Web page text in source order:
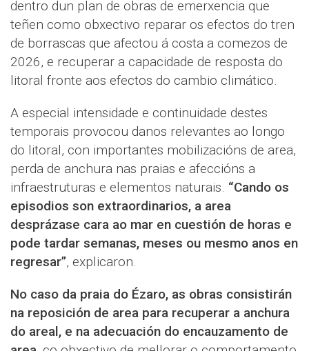
dentro dun plan de obras de emerxencia que
teñen como obxectivo reparar os efectos do tren
de borrascas que afectou á costa a comezos de
2026, e recuperar a capacidade de resposta do
litoral fronte aos efectos do cambio climático.
A especial intensidade e continuidade destes
temporais provocou danos relevantes ao longo
do litoral, con importantes mobilizacións de area,
perda de anchura nas praias e afeccións a
infraestruturas e elementos naturais. “Cando os
episodios son extraordinarios, a area
desprázase cara ao mar en cuestión de horas e
pode tardar semanas, meses ou mesmo anos en
regresar”, explicaron.
No caso da praia do Ézaro, as obras consistirán
na reposición de area para recuperar a anchura
do areal, e na adecuación do encauzamento de